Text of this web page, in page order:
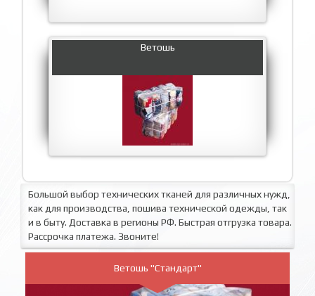
Ветошь
Большой выбор технических тканей для различных нужд,
как для производства, пошива технической одежды, так
и в быту. Доставка в регионы РФ. Быстрая отгрузка товара.
Рассрочка платежа. Звоните!
Ветошь "Стандарт"